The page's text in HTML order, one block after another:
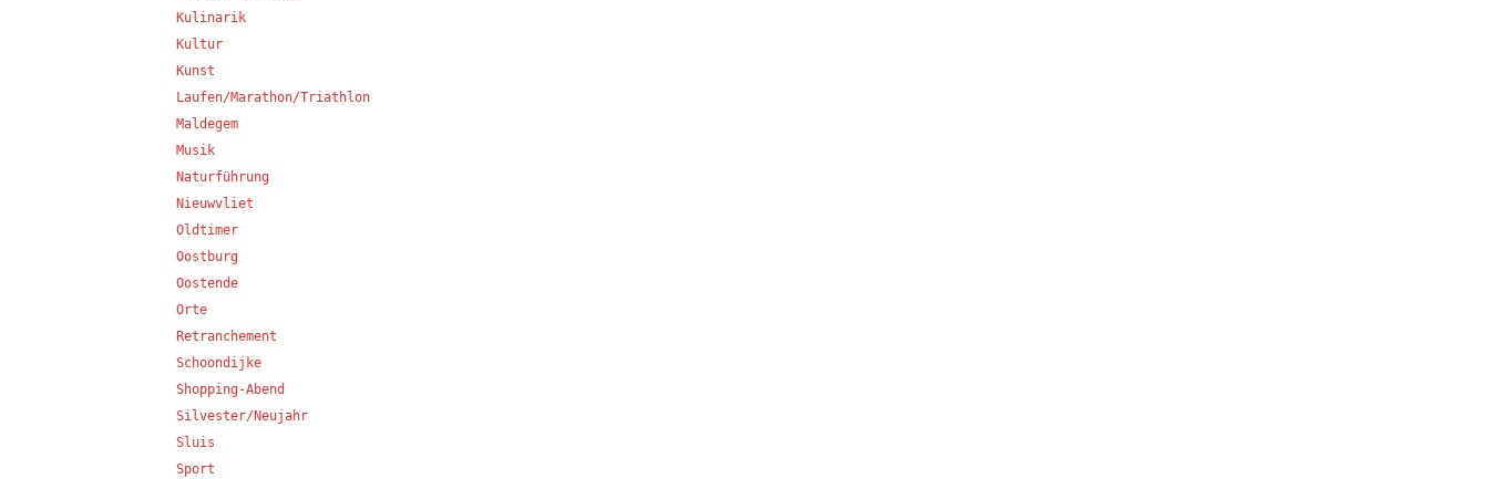
Kulinarik
Kultur
Kunst
Laufen/Marathon/Triathlon
Maldegem
Musik
Naturführung
Nieuwvliet
Oldtimer
Oostburg
Oostende
Orte
Retranchement
Schoondijke
Shopping-Abend
Silvester/Neujahr
Sluis
Sport